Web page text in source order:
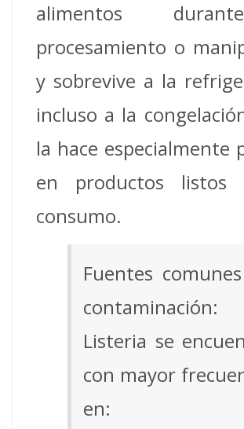
alimentos
procesamiento o
y sobrevive a la
incluso a la
la hace especialmente
en productos listos
consumo.
Fuentes
contaminación:
Listeria se
con mayor
en: